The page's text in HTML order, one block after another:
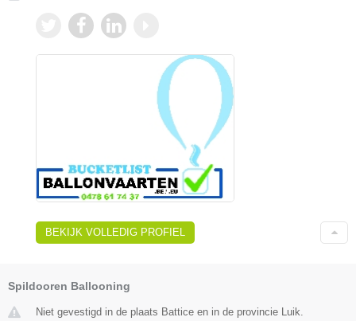
BEKIJK VOLLEDIG PROFIEL
Spildooren Ballooning
Niet gevestigd in de plaats Battice en in de provincie Luik.